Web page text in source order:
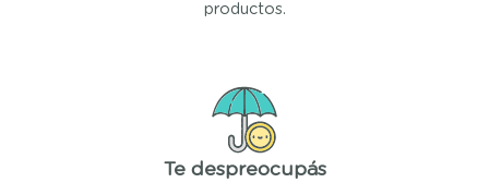
productos.
Te despreocupás